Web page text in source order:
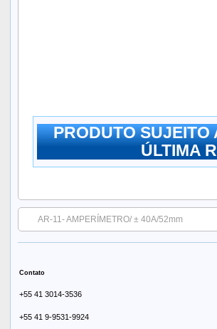
PRODUTO SUJEITO
ÚLTIMA
AR-11- AMPERÍMETRO/ ± 40A/52mm
Contato
+55 41 3014-3536
+55 41 9-9531-9924